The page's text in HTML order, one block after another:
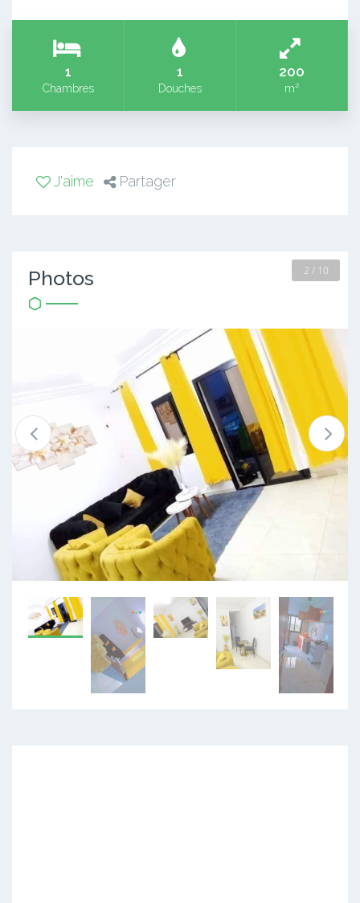
1
Chambres
1
Douches
200
m²
J'aime Partager
Photos 2 / 10